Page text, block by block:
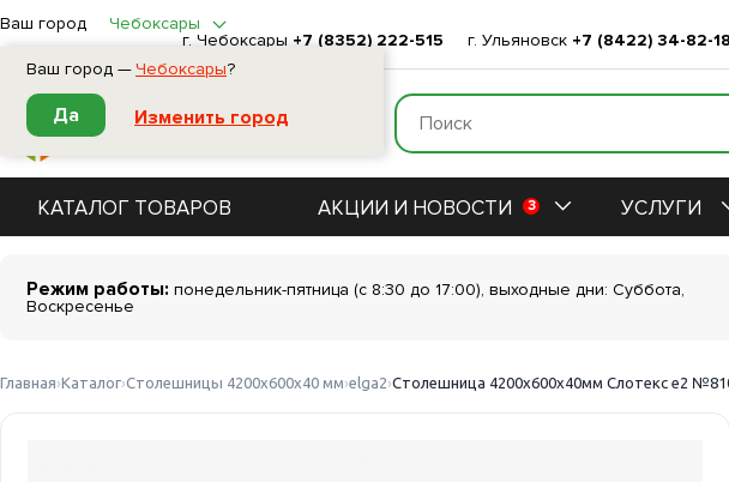
Ваш город —Чебоксары?
Да Изменить город
Ваш город
Чебоксары
г. Чебоксары +7 (8352) 222-515 г. Ульяновск +7 (8422) 34-82-18
КАТАЛОГ ТОВАРОВ АКЦИИ И НОВОСТИ 3 УСЛУГИ
Режим работы: понедельник-пятница (с 8:30 до 17:00), выходные дни: Суббота,
Воскресенье
Главная Каталог Столешницы 4200х600х40 мм elga2 Столешница 4200х600х40мм Слотекс е2